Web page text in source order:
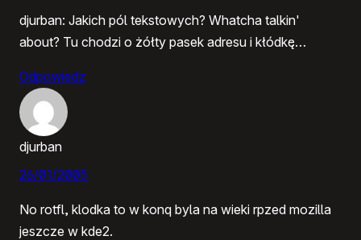
djurban: Jakich pól tekstowych? Whatcha talkin'
about? Tu chodzi o żółty pasek adresu i kłódkę…
Odpowiedz
djurban
26/01/2005
No rotfl, klodka to w konq byla na wieki rpzed mozilla
jeszcze w kde2.